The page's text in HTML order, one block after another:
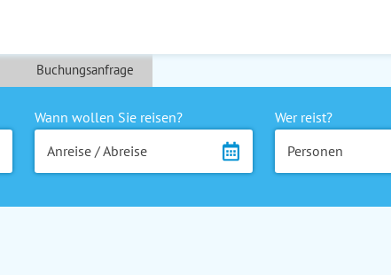
Buchungsanfrage
Wann wollen Sie reisen?
Anreise / Abreise
Wer reist?
Personen